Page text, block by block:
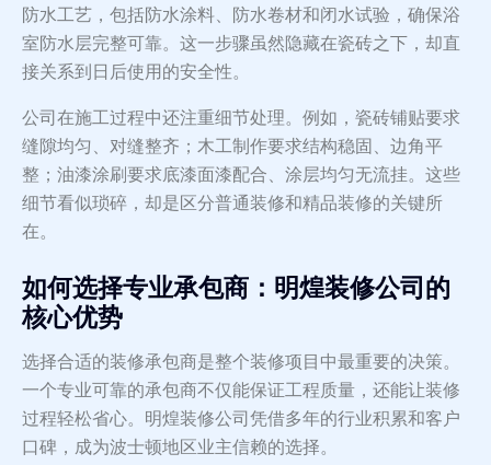
防水工艺，包括防水涂料、防水卷材和闭水试验，确保浴
室防水层完整可靠。这一步骤虽然隐藏在瓷砖之下，却直
接关系到日后使用的安全性。
公司在施工过程中还注重细节处理。例如，瓷砖铺贴要求
缝隙均匀、对缝整齐；木工制作要求结构稳固、边角平
整；油漆涂刷要求底漆面漆配合、涂层均匀无流挂。这些
细节看似琐碎，却是区分普通装修和精品装修的关键所
在。
如何选择专业承包商：明煌装修公司的
核心优势
选择合适的装修承包商是整个装修项目中最重要的决策。
一个专业可靠的承包商不仅能保证工程质量，还能让装修
过程轻松省心。明煌装修公司凭借多年的行业积累和客户
口碑，成为波士顿地区业主信赖的选择。